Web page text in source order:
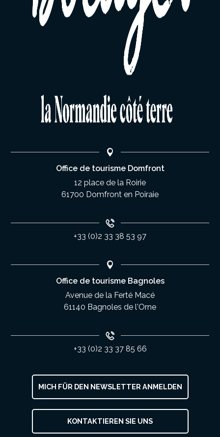
MICH FÜR DEN NEWSLETTER ANMELDEN
KONTAKTIEREN SIE UNS
Office de tourisme Domfront
12 place de la Roirie
61700 Domfront en Poiraie
+33 (0)2 33 38 53 97
Office de tourisme Bagnoles
Avenue de la Ferté Macé
61140 Bagnoles de l'Orne
+33 (0)2 33 37 85 66